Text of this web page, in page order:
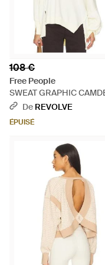
108 €
Free People
SWEAT GRAPHIC
Ivory - Blanc
De REVOLVE
ÉPUISÉ